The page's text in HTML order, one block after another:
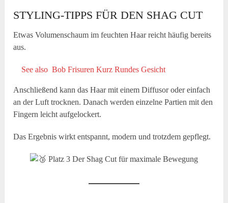
STYLING-TIPPS FÜR DEN SHAG CUT
Etwas Volumenschaum im feuchten Haar reicht häufig bereits
aus.
See also Bob Frisuren Kurz Rundes Gesicht
Anschließend kann das Haar mit einem Diffusor oder einfach
an der Luft trocknen. Danach werden einzelne Partien mit den
Fingern leicht aufgelockert.
Das Ergebnis wirkt entspannt, modern und trotzdem gepflegt.